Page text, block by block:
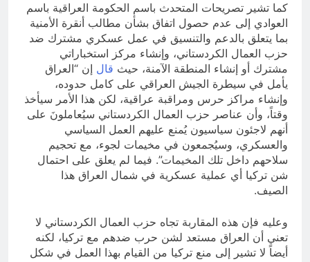
كما تشير تصريحات المتحدث باسم الحكومة العراقية باسم
العوادي إلى عدم حصول اتفاق بشأن مطالب أنقرة الأمنية
بما يتعلق بالدعم والتنسيق في عمل عسكري مشترك ضد
حزب العمال الكردستاني، وإنشاء مركز استخباراتي
مشترك أو إنشاء المنطقة الآمنة، حيث قال إن “العراق
يأمل في سيطرة الجيش العراقي على كامل حدوده،
وإنشاء مراكز حرس ومراقبة عراقية، لكن هذا الأمر سيأخذ
وقتاً، وأن عناصر حزب العمال الكردستاني سيُعاملونَ على
أنهم لاجئون سياسيون يُمنع عليهم العمل السياسي
والعسكري، وسيُجمعون في مخيمات لجوء، مع تحجيم
سلاحهم داخل تلك المخيمات”. فيما لم يعلق على احتمال
شن تركيا أي عملية عسكرية في شمال العراق هذا
الصيف.
وعليه فإن هذه المقاربة تجاه حزب العمال الكردستاني لا
تعني أن العراق مستعد لشن حرب ضدهم مع تركيا، لكنه
أيضاً لا تشير إلى منع تركيا من القيام بهذا العمل في شكل